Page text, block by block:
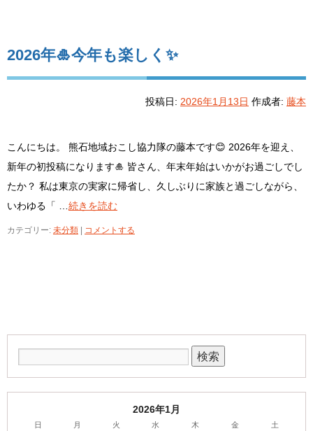
2026年🎍今年も楽しく✨
投稿日: 2026年1月13日 作成者: 藤本
こんにちは。 熊石地域おこし協力隊の藤本です😊 2026年を迎え、
新年の初投稿になります🎍 皆さん、年末年始はいかがお過ごしでし
たか？ 私は東京の実家に帰省し、久しぶりに家族と過ごしながら、
いわゆる「 … 続きを読む
カテゴリー: 未分類 コメントする
2026年1月
日 月 火 水 木 金 土